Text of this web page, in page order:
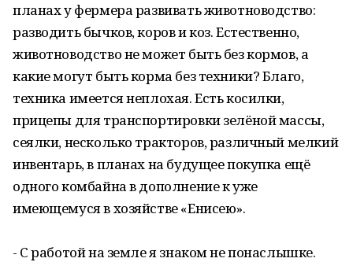
планах у фермера развивать животноводство:
разводить бычков, коров и коз. Естественно,
животноводство не может быть без кормов, а
какие могут быть корма без техники? Благо,
техника имеется неплохая. Есть косилки,
прицепы для транспортировки зелёной массы,
сеялки, несколько тракторов, различный мелкий
инвентарь, в планах на будущее покупка ещё
одного комбайна в дополнение к уже
имеющемуся в хозяйстве «Енисею».
- С работой на земле я знаком не понаслышке.